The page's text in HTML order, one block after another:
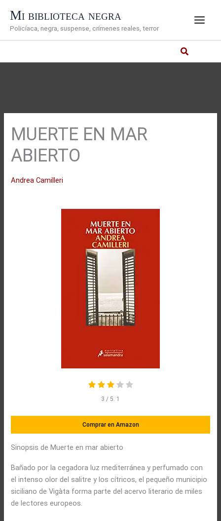
contenido
Mi biblioteca negra
Policíaca, negra, suspense, crímenes reales, terror
MUERTE EN MAR
ABIERTO
Andrea Camilleri
3 / 5. 1
Comprar en Amazon
Sinopsis de Muerte en mar abierto
Bañado por la cegadora luz mediterránea y perfumado con
el intenso olor del salitre y los cítricos, el pequeño municipio
siciliano de Vigàta forma parte del acervo literario de miles
de lectores europeos.